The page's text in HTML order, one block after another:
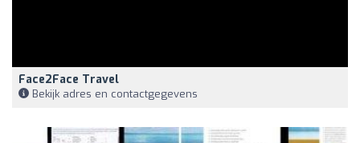
Face2Face Travel
Bekijk adres en contactgegevens